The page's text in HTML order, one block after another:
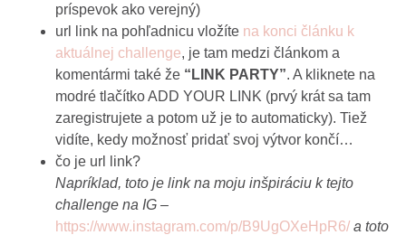
príspevok ako verejný)
url link na pohľadnicu vložíte na konci článku k
aktuálnej challenge, je tam medzi článkom a
komentármi také že “LINK PARTY”. A kliknete na
modré tlačítko ADD YOUR LINK (prvý krát sa tam
zaregistrujete a potom už je to automaticky). Tiež
vidíte, kedy možnosť pridať svoj výtvor končí…
čo je url link?
Napríklad, toto je link na moju inšpiráciu k tejto
challenge na IG –
https://www.instagram.com/p/B9UgOXeHpR6/ a toto